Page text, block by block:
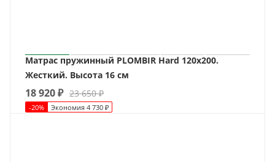
Матрас пружинный PLOMBIR Hard 120x200.
Жесткий. Высота 16 см
18 920₽ 23 650₽
-20% Экономия 4 730 ₽